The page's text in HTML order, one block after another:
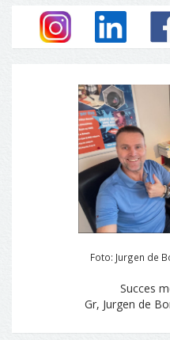
Foto: Jurgen de
Succes
Gr, Jurgen de